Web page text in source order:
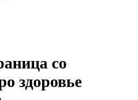
со
здоровье